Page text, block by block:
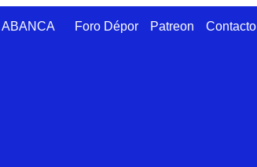
ABANCA Foro Dépor Patreon Contacto